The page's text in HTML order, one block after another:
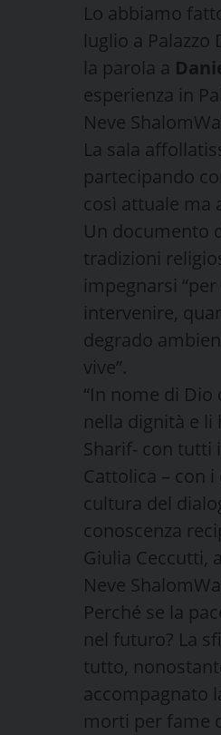
Lo abbiamo
luglio a
la parola a
esperienza in
Neve
La sala
partecipando
così attuale ma
Un documento
tradizioni
impegnarsi
intervenire,
degrado
vive”.
“In nome di
nella dignità e
Sharif- con tutti
Cattolica – con
cultura del
conoscenza
Giulia Ceccutti,
Neve
Perché se la
nel futuro? La
tutto,
accompagnato
morti per fame